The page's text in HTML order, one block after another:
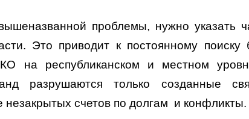
проблемы, нужно указать
Это приводит к постоянному поиску
на республиканском и местном
разрушаются только созданные
счетов по долгам и конфликты.